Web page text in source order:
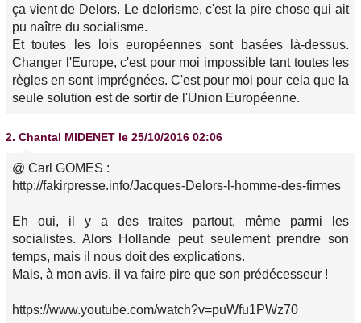
ça vient de Delors. Le delorisme, c'est la pire chose qui ait
pu naître du socialisme.
Et toutes les lois européennes sont basées là-dessus.
Changer l'Europe, c'est pour moi impossible tant toutes les
règles en sont imprégnées. C'est pour moi pour cela que la
seule solution est de sortir de l'Union Européenne.
2. Chantal MIDENET le 25/10/2016 02:06
@ Carl GOMES :
http://fakirpresse.info/Jacques-Delors-l-homme-des-firmes
Eh oui, il y a des traites partout, même parmi les
socialistes. Alors Hollande peut seulement prendre son
temps, mais il nous doit des explications.
Mais, à mon avis, il va faire pire que son prédécesseur !
https://www.youtube.com/watch?v=puWfu1PWz70